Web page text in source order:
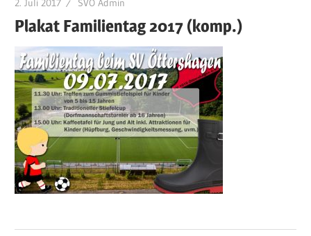
2. Juli 2017 SVÖ Admin
Plakat Familientag 2017 (komp.)